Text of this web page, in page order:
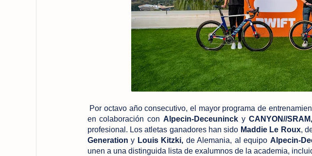
Por octavo año consecutivo, el mayor programa de
en colaboración con Alpecin-Deceuninck y CANYON//SRAM,
profesional. Los atletas ganadores han sido Maddie Le Roux,
Generation y Louis Kitzki, de Alemania, al equipo Alpecin-
unen a una distinguida lista de exalumnos de la academia,